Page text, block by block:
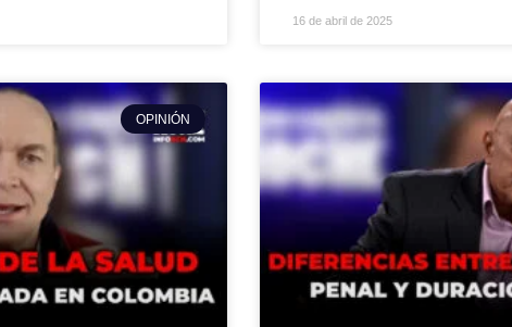
16 de abril de 2025
OPINIÓN